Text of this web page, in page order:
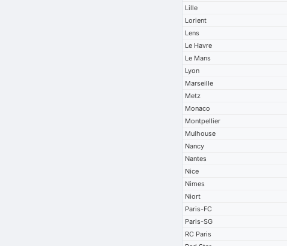
Lille
Lorient
Lens
Le Havre
Le Mans
Lyon
Marseille
Metz
Monaco
Montpellier
Mulhouse
Nancy
Nantes
Nice
Nimes
Niort
Paris-FC
Paris-SG
RC Paris